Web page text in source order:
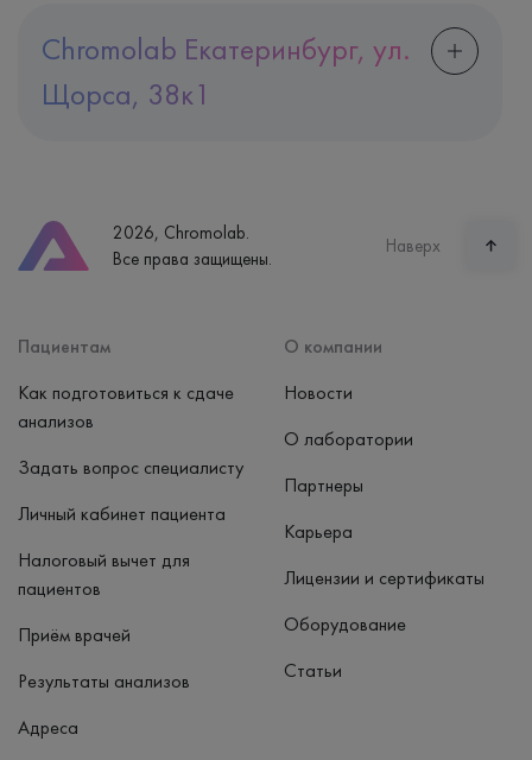
Chromolab Екатеринбург, ул.
Щорса, 38к1
Часы работы
пн-вс: 7:30-15:00
2026, Chromolab.
Все права защищены.
Наверх
Пациентам
Как подготовиться к сдаче
анализов
Задать вопрос специалисту
Личный кабинет пациента
Налоговый вычет для
пациентов
Приём врачей
Результаты анализов
Адреса
О компании
Новости
О лаборатории
Партнеры
Карьера
Лицензии и сертификаты
Оборудование
Статьи